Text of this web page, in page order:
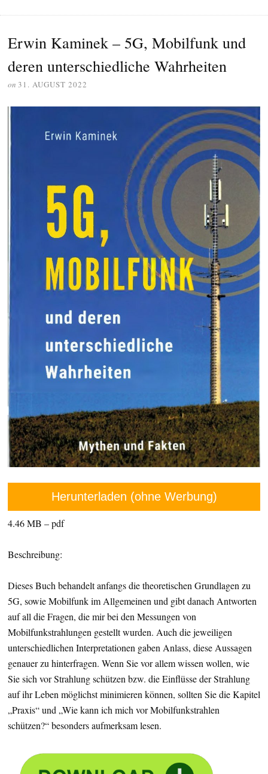
Erwin Kaminek – 5G, Mobilfunk und
deren unterschiedliche Wahrheiten
on 31. AUGUST 2022
Herunterladen (ohne Werbung)
4.46 MB – pdf
Beschreibung:
Dieses Buch behandelt anfangs die theoretischen Grundlagen zu
5G, sowie Mobilfunk im Allgemeinen und gibt danach Antworten
auf all die Fragen, die mir bei den Messungen von
Mobilfunkstrahlungen gestellt wurden. Auch die jeweiligen
unterschiedlichen Interpretationen gaben Anlass, diese Aussagen
genauer zu hinterfragen. Wenn Sie vor allem wissen wollen, wie
Sie sich vor Strahlung schützen bzw. die Einflüsse der Strahlung
auf ihr Leben möglichst minimieren können, sollten Sie die Kapitel
„Praxis“ und „Wie kann ich mich vor Mobilfunkstrahlen
schützen?“ besonders aufmerksam lesen.